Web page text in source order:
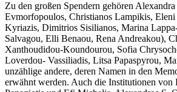
Zu den großen Spendern gehören
Evmorfopoulos, Christianos Lampikis, Eleni
Kyriazis, Dimitrios Sisilianos, Marina
Salvagou, Elli Benaou, Rena Andreakou),
Xanthoudidou-Koundourou, Sofia
Loverdou- Vassiliadis, Litsa Papaspyrou,
unzählige andere, deren Namen in den
erwähnt werden. Auch die Institutionen von